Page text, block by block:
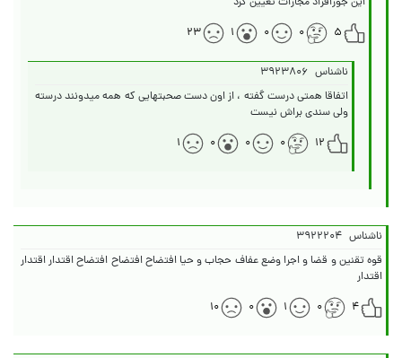
۵
۰ ۰ ۱ ۲۳
ناشناس ۳۹۲۳۸۰۶
اتفاقا همتی درست گفته ، از اون دست صحبتهایی که همه میدونند درسته
ولی سندی براش نیست
۱۲
۰ ۰ ۰ ۱
ناشناس ۳۹۲۲۲۰۴
قوه تقنین و قضا و اجرا وضع عفاف حجاب و حیا افتضاح افتضاح افتضاح اقتدار اقتدار
اقتدار
۴
۰ ۱ ۰ ۱۰